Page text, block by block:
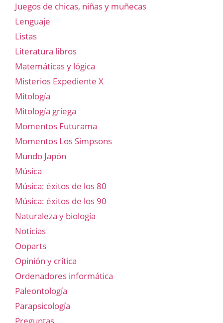
Juegos de chicas, niñas y muñecas
Lenguaje
Listas
Literatura libros
Matemáticas y lógica
Misterios Expediente X
Mitología
Mitología griega
Momentos Futurama
Momentos Los Simpsons
Mundo Japón
Música
Música: éxitos de los 80
Música: éxitos de los 90
Naturaleza y biología
Noticias
Ooparts
Opinión y crítica
Ordenadores informática
Paleontología
Parapsicología